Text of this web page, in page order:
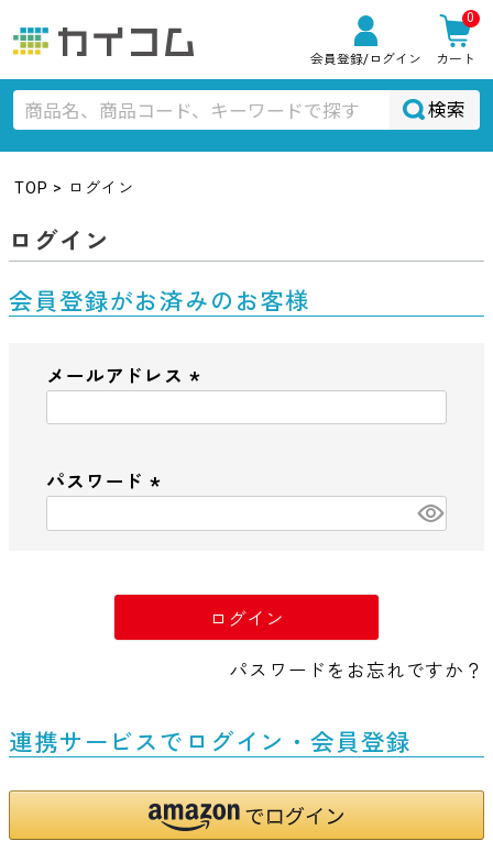
会員登録/ログイン
0
カート
検索
TOP ログイン
ログイン
会員登録がお済みのお客様
メールアドレス
)
パスワード
)
ログイン
パスワードをお忘れですか？
連携サービスでログイン・会員登録